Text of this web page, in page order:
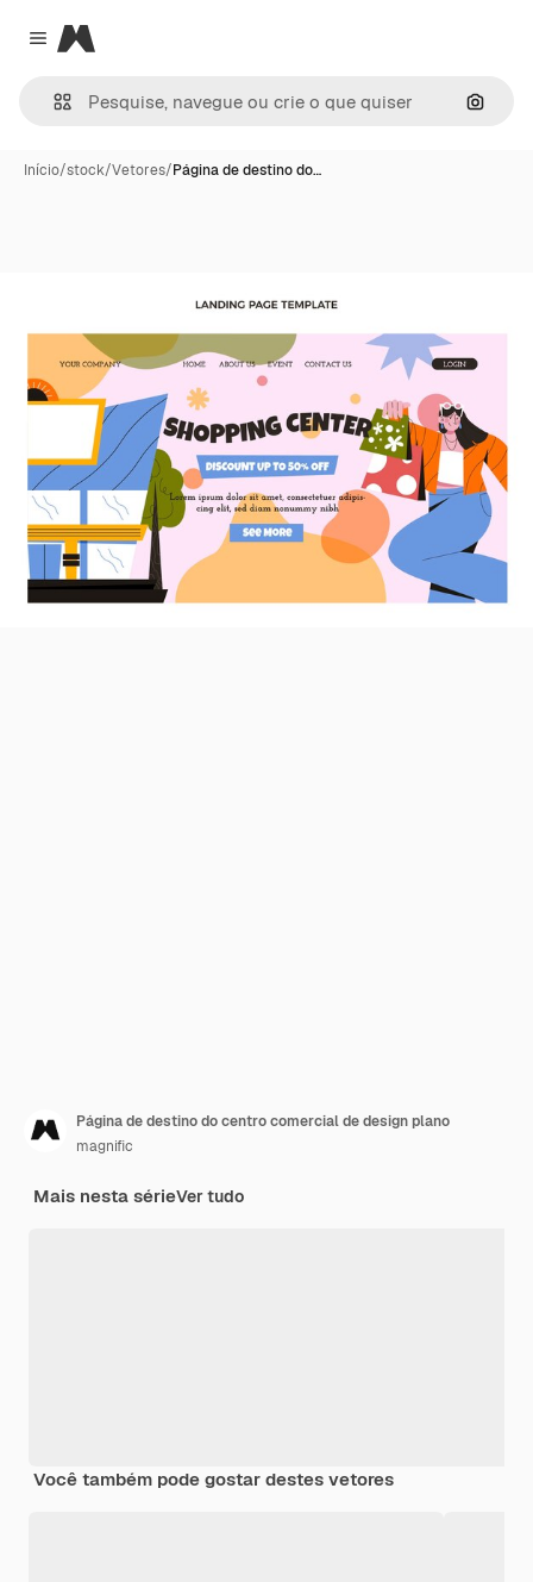
Close menu
Magnific
Início/stock/Vetores/Página de destino do…
Página de destino do centro comercial de design plano
magnific
Mais nesta sérieVer tudo
Você também pode gostar destes vetores